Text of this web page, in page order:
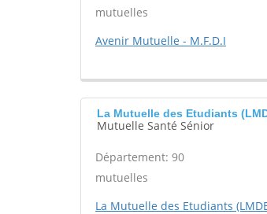
mutuelles
Avenir Mutuelle - M.F.D.I
La Mutuelle des Etudiants
Mutuelle Santé Sénior
Département: 90
mutuelles
La Mutuelle des Etudiants